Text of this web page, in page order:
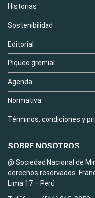
Historias
Sostenibilidad
Editorial
Piqueo gremial
Agenda
Normativa
Términos, condiciones y
SOBRE NOSOTROS
@ Sociedad Nacional de
derechos reservados.
Lima 17 – Perú